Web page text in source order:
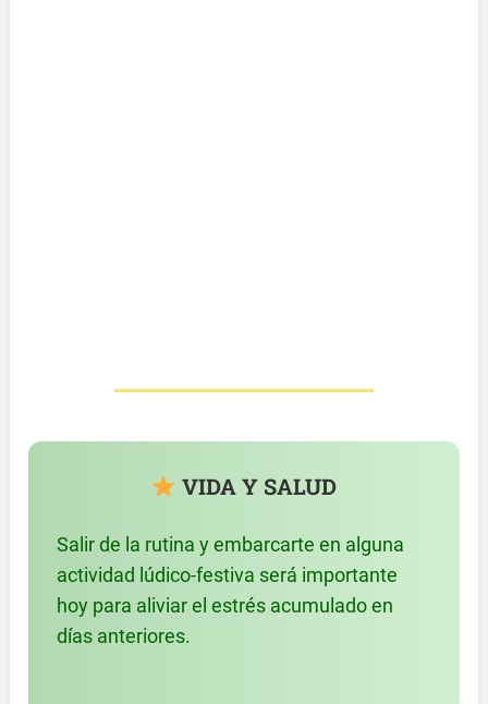
VIDA Y SALUD
Salir de la rutina y embarcarte en alguna
actividad lúdico-festiva será importante
hoy para aliviar el estrés acumulado en
días anteriores.